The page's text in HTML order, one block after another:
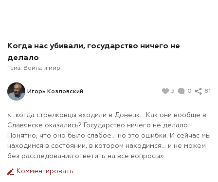
Когда нас убивали, государство ничего не
делало
Тема: Война и мир
Игорь Козловский 5 0 81
«…когда стрелковцы входили в Донецк… Как они вообще в
Славянске оказались? Государство ничего не делало.
Понятно, что оно было слабое… но это ошибки. И сейчас мы
находимся в состоянии, в котором находимся… и не можем
без расследования ответить на все вопросы»
Комментировать